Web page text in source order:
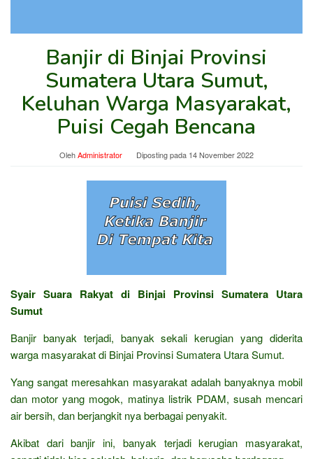
Banjir di Binjai Provinsi
Sumatera Utara Sumut,
Keluhan Warga Masyarakat,
Puisi Cegah Bencana
OlehAdministrator Diposting pada 14 November 2022
Syair Suara Rakyat di Binjai Provinsi Sumatera Utara
Sumut
Banjir banyak terjadi, banyak sekali kerugian yang diderita
warga masyarakat di Binjai Provinsi Sumatera Utara Sumut.
Yang sangat meresahkan masyarakat adalah banyaknya mobil
dan motor yang mogok, matinya listrik PDAM, susah mencari
air bersih, dan berjangkit nya berbagai penyakit.
Akibat dari banjir ini, banyak terjadi kerugian masyarakat,